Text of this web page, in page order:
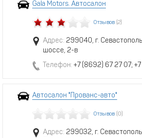
Gala Motors. Автосалон
Отзывов (2)
Адрес: 299040, г.
шоссе, 2-в
Телефон: +7 (8692) 67 27 07;
Автосалон "Прованс-авто"
Отзывов (0)
Адрес: 299032, г.